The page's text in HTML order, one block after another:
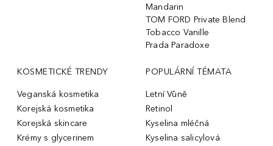
Mandarin
TOM FORD Private Blend
Tobacco Vanille
Prada Paradoxe
KOSMETICKÉ TRENDY
Veganská kosmetika
Korejská kosmetika
Korejská skincare
Krémy s glycerinem
POPULÁRNÍ TÉMATA
Letní Vůně
Retinol
Kyselina mléčná
Kyselina salicylová